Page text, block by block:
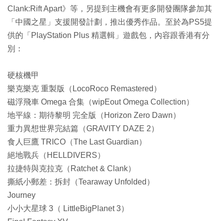
Clank:Rift Apart》等，另提到主機會有更多開發團隊參加其
「中國之星」支援開發計劃，推出優秀作品。至於為PS5提
供的「PlayStation Plus 精選輯」遊戲包，內容跟香港有分
別：
硬核機甲
樂克樂克 重製版（LocoRoco Remastered）
磁浮飛車 Omega 合集（wipEout Omega Collection）
地平線：期待黎明 完全版（Horizon Zero Dawn）
重力異想世界完結篇（GRAVITY DAZE 2）
食人巨鷹 TRICO（The Last Guardian）
絕地戰兵（HELLDIVERS）
拉捷特與克拉克（Ratchet & Clank）
撕紙小郵差：拆封（Tearaway Unfolded）
Journey
小小大星球 3（ LittleBigPlanet 3）